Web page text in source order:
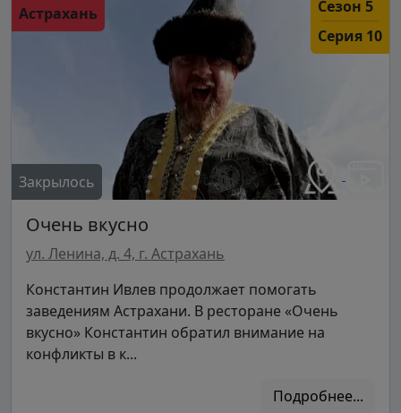
Астрахань
Сезон 5
Серия 10
Закрылось
Очень вкусно
ул. Ленина, д. 4, г. Астрахань
Константин Ивлев продолжает помогать
заведениям Астрахани. В ресторане «Очень
вкусно» Константин обратил внимание на
конфликты в к...
Подробнее...